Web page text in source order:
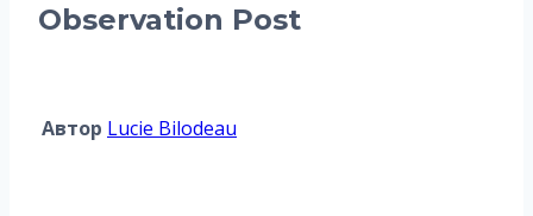
Observation Post
Автор Lucie Bilodeau